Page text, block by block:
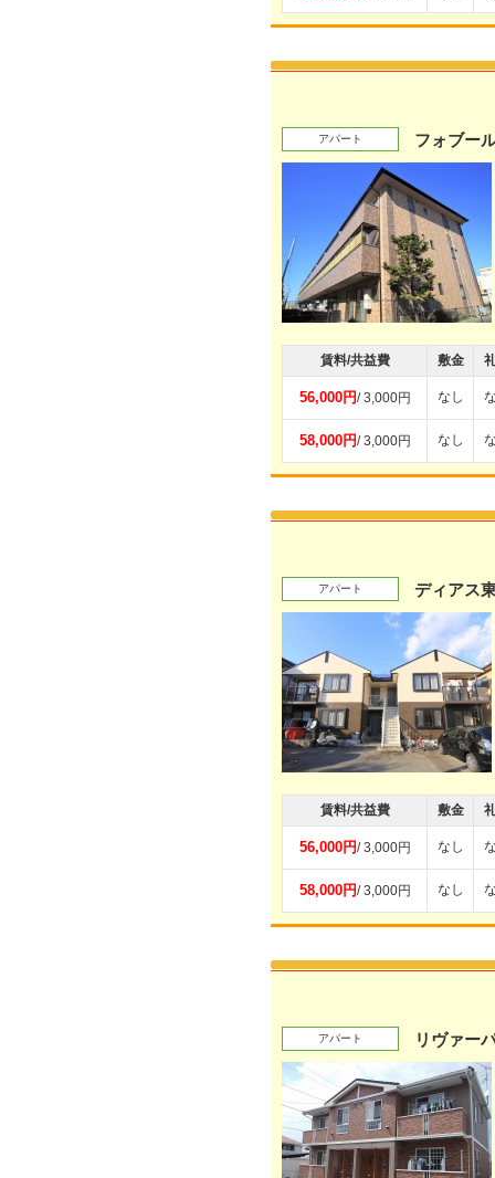
アパート フォブー
賃料/共益費 敷金
56,000円/ 3,000円 なし
58,000円/ 3,000円 なし
アパート ディアス
賃料/共益費 敷金
56,000円/ 3,000円 なし
58,000円/ 3,000円 なし
アパート リヴァー